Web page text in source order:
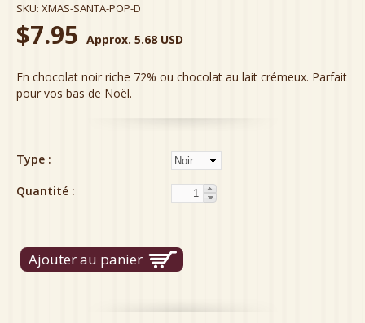
SKU: XMAS-SANTA-POP-D
$7.95 Approx. 5.68 USD
En chocolat noir riche 72% ou chocolat au lait crémeux. Parfait
pour vos bas de Noël.
Type
Quantité